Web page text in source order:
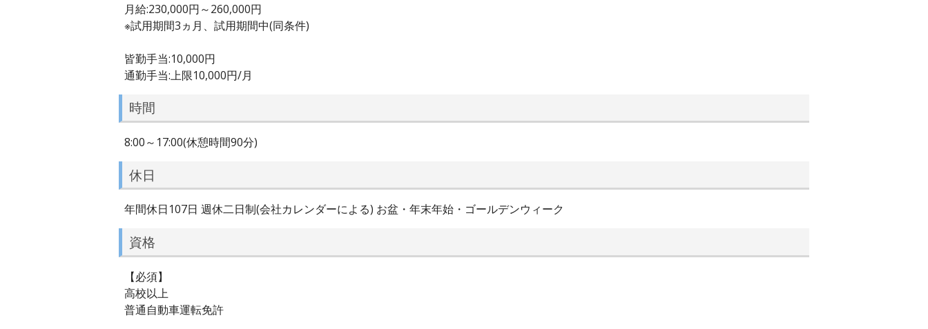
月給:230,000円～260,000円
※試用期間3ヵ月、試用期間中(同条件)
皆勤手当:10,000円
通勤手当:上限10,000円/月
時間
8:00～17:00(休憩時間90分)
休日
年間休日107日 週休二日制(会社カレンダーによる) お盆・年末年始・ゴールデンウィーク
資格
【必須】
高校以上
普通自動車運転免許